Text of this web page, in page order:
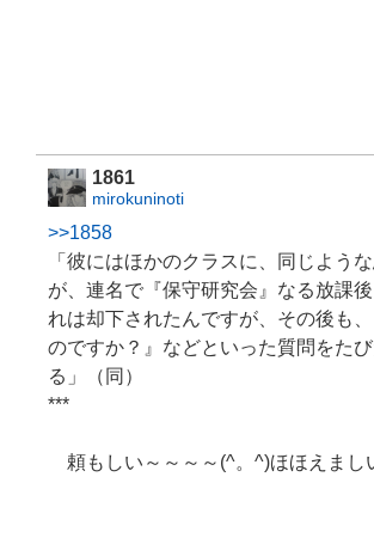
た
い
3
1
8
%
1861
mirokuninoti
>>1858
「彼にはほかのクラスに、同じよう
が、連名で『保守研究会』なる放課
れは却下されたんですが、その後も
のですか？』などといった質問をた
る」（同）
***
頼もしい～～～～(^。^)ほほえまし